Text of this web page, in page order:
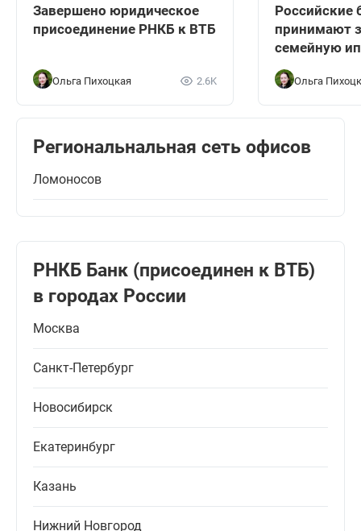
Завершено юридическое
присоединение РНКБ к ВТБ
Ольга Пихоцкая 2.6K
Российские
принимают
семейную
Ольга
Региональнальная сеть офисов
Ломоносов
РНКБ Банк (присоединен к ВТБ)
в городах России
Москва
Санкт-Петербург
Новосибирск
Екатеринбург
Казань
Нижний Новгород